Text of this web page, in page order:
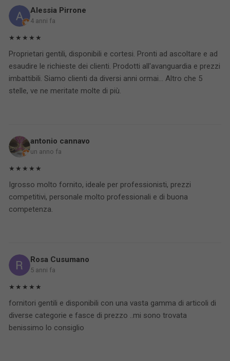
Alessia Pirrone
4 anni fa
★★★★★
Proprietari gentili, disponibili e cortesi. Pronti ad ascoltare e ad
esaudire le richieste dei clienti. Prodotti all'avanguardia e prezzi
imbattibili. Siamo clienti da diversi anni ormai... Altro che 5
stelle, ve ne meritate molte di più.
antonio cannavo
un anno fa
★★★★★
Igrosso molto fornito, ideale per professionisti, prezzi
competitivi, personale molto professionali e di buona
competenza.
Rosa Cusumano
5 anni fa
★★★★★
fornitori gentili e disponibili con una vasta gamma di articoli di
diverse categorie e fasce di prezzo ..mi sono trovata
benissimo lo consiglio